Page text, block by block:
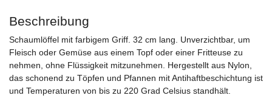
Beschreibung
Schaumlöffel mit farbigem Griff. 32 cm lang. Unverzichtbar, um
Fleisch oder Gemüse aus einem Topf oder einer Fritteuse zu
nehmen, ohne Flüssigkeit mitzunehmen. Hergestellt aus Nylon,
das schonend zu Töpfen und Pfannen mit Antihaftbeschichtung ist
und Temperaturen von bis zu 220 Grad Celsius standhält.